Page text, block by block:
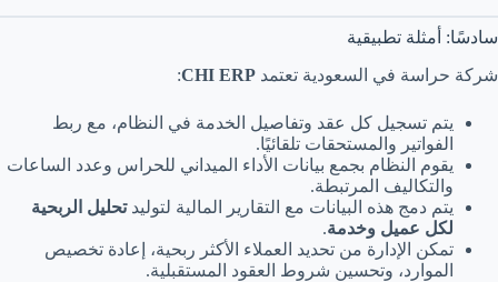
سادسًا: أمثلة تطبيقية
شركة حراسة في السعودية تعتمد CHI ERP
:
يتم تسجيل كل عقد وتفاصيل الخدمة في النظام، مع ربط
الفواتير والمستحقات تلقائيًا.
يقوم النظام بجمع بيانات الأداء الميداني للحراس وعدد الساعات
والتكاليف المرتبطة.
يتم دمج هذه البيانات مع التقارير المالية لتوليدتحليل الربحية
لكل عميل وخدمة.
تمكن الإدارة من تحديد العملاء الأكثر ربحية، إعادة تخصيص
الموارد، وتحسين شروط العقود المستقبلية.